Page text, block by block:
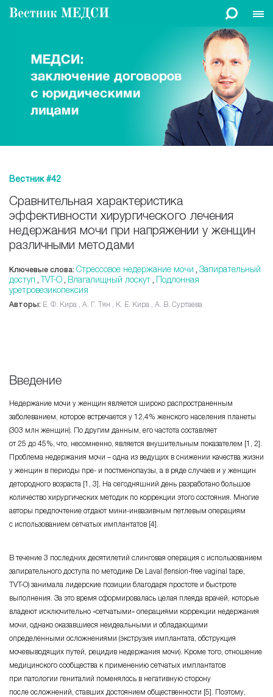
Вестник #42
Сравнительная характеристика
эффективности хирургического лечения
недержания мочи при напряжении у женщин
различными методами
Ключевые слова: Стрессовое недержание мочи , Запирательный
доступ , TVT-O , Влагалищный лоскут , Подлонная
уретровезикопексия
Авторы: Е. Ф. Кира , А. Г. Тян , К. Е. Кира , А. В. Суртаева
Введение
Недержание мочи у женщин является широко распространенным
заболеванием, которое встречается у 12,4% женского населения планеты
(303 млн женщин). По другим данным, его частота составляет
от 25 до 45%, что, несомненно, является внушительным показателем [1, 2].
Проблема недержания мочи – одна из ведущих в снижении качества жизни
у женщин в периоды пре- и постменопаузы, а в ряде случаев и у женщин
детородного возраста [1, 3]. На сегодняшний день разработано большое
количество хирургических методик по коррекции этого состояния. Многие
авторы предпочтение отдают мини-инвазивным петлевым операциям
с использованием сетчатых имплантатов [4].
В течение 3 последних десятилетий слинговая операция с использованием
запирательного доступа по методике De Laval (tension-free vaginal tape,
TVT-O) занимала лидерские позиции благодаря простоте и быстроте
выполнения. За это время сформировалась целая плеяда врачей, которые
владеют исключительно «сетчатыми» операциями коррекции недержания
мочи, однако оказавшиеся неидеальными и обладающими
определенными осложнениями (экструзия имплантата, обструкция
мочевыводящих путей, рецидив недержания мочи). Кроме того, отношение
медицинского сообщества к применению сетчатых имплантатов
при патологии гениталий поменялось в негативную сторону
после осложнений, ставших достоянием общественности [5]. Поэтому,